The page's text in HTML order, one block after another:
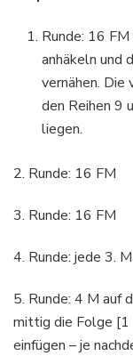
Runde: 16
anhäkeln und
vernähen. Die
den Reihen 9
liegen.
2. Runde: 16 FM
3. Runde: 16 FM
4. Runde: jede 3.
5. Runde: 4 M auf
mittig die Folge [1
einfügen – je